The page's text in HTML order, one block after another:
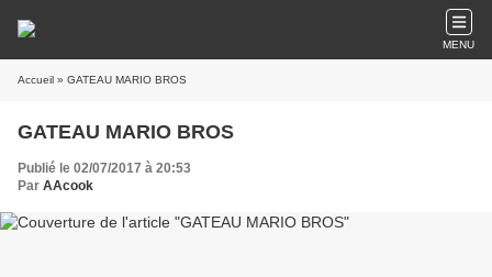
MENU
Accueil » GATEAU MARIO BROS
GATEAU MARIO BROS
Publié le 02/07/2017 à 20:53
Par AAcook